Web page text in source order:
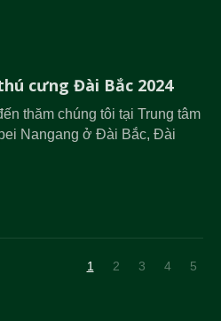
cưng Đài Bắc 2024
thăm chúng tôi tại Trung tâm
Nangang ở Đài Bắc, Đài
1 2 3 4 5